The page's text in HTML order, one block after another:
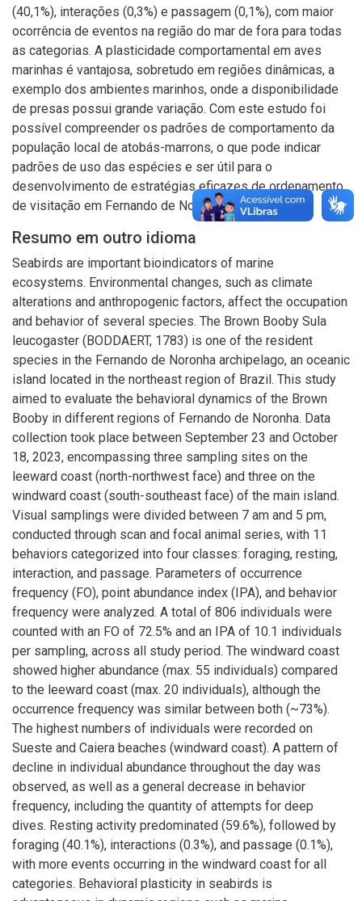
(40,1%), interações (0,3%) e passagem (0,1%), com maior
ocorrência de eventos na região do mar de fora para todas
as categorias. A plasticidade comportamental em aves
marinhas é vantajosa, sobretudo em regiões dinâmicas, a
exemplo dos ambientes marinhos, onde a disponibilidade
de presas possui grande variação. Com este estudo foi
possível compreender os padrões de comportamento da
população local de atobás-marrons, o que pode indicar
padrões de uso das espécies e ser útil para o
desenvolvimento de estratégias eficazes de ordenamento
de visitação em Fernando de Noronha.
Resumo em outro idioma
Seabirds are important bioindicators of marine
ecosystems. Environmental changes, such as climate
alterations and anthropogenic factors, affect the occupation
and behavior of several species. The Brown Booby Sula
leucogaster (BODDAERT, 1783) is one of the resident
species in the Fernando de Noronha archipelago, an oceanic
island located in the northeast region of Brazil. This study
aimed to evaluate the behavioral dynamics of the Brown
Booby in different regions of Fernando de Noronha. Data
collection took place between September 23 and October
18, 2023, encompassing three sampling sites on the
leeward coast (north-northwest face) and three on the
windward coast (south-southeast face) of the main island.
Visual samplings were divided between 7 am and 5 pm,
conducted through scan and focal animal series, with 11
behaviors categorized into four classes: foraging, resting,
interaction, and passage. Parameters of occurrence
frequency (FO), point abundance index (IPA), and behavior
frequency were analyzed. A total of 806 individuals were
counted with an FO of 72.5% and an IPA of 10.1 individuals
per sampling, across all study period. The windward coast
showed higher abundance (max. 55 individuals) compared
to the leeward coast (max. 20 individuals), although the
occurrence frequency was similar between both (~73%).
The highest numbers of individuals were recorded on
Sueste and Caiera beaches (windward coast). A pattern of
decline in individual abundance throughout the day was
observed, as well as a general decrease in behavior
frequency, including the quantity of attempts for deep
dives. Resting activity predominated (59.6%), followed by
foraging (40.1%), interactions (0.3%), and passage (0.1%),
with more events occurring in the windward coast for all
categories. Behavioral plasticity in seabirds is